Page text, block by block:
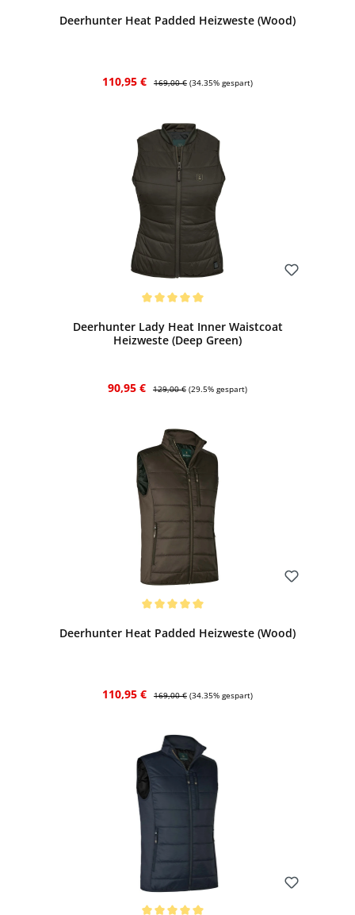
Deerhunter Heat Padded Heizweste (Wood)
Verkaufspreis:
110,95 € Regulärer Preis:
169,00 € (34.35% gespart)
Deerhunter Lady Heat Inner Waistcoat
Heizweste (Deep Green)
Verkaufspreis:
90,95 € Regulärer Preis:
129,00 € (29.5% gespart)
Deerhunter Heat Padded Heizweste (Wood)
Verkaufspreis:
110,95 € Regulärer Preis:
169,00 € (34.35% gespart)